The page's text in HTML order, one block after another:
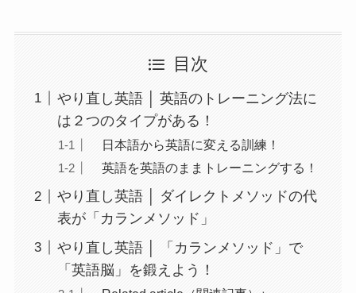
目次
やり直し英語 │ 英語のトレーニング法に
は２つのタイプがある！
日本語から英語に変える訓練！
英語を英語のままトレーニングする！
やり直し英語 │ ダイレクトメソッドの代
表が「カランメソッド」
やり直し英語 │ 「カランメソッド」で
「英語脳」を鍛えよう！